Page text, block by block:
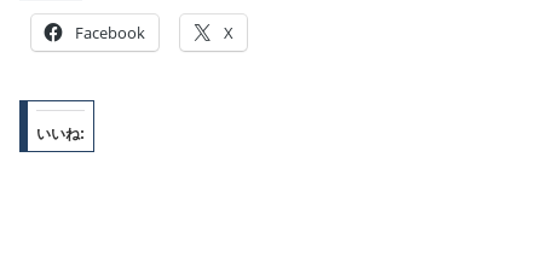
Facebook X
いいね: